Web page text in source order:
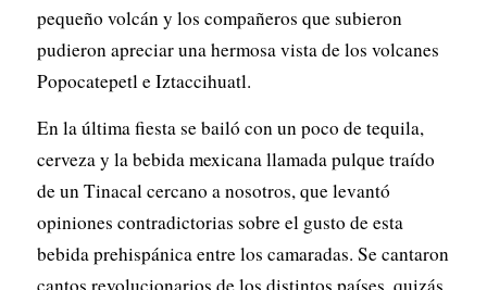
pequeño volcán y los compañeros que subieron
pudieron apreciar una hermosa vista de los volcanes
Popocatepetl e Iztaccihuatl.
En la última fiesta se bailó con un poco de tequila,
cerveza y la bebida mexicana llamada pulque traído
de un Tinacal cercano a nosotros, que levantó
opiniones contradictorias sobre el gusto de esta
bebida prehispánica entre los camaradas. Se cantaron